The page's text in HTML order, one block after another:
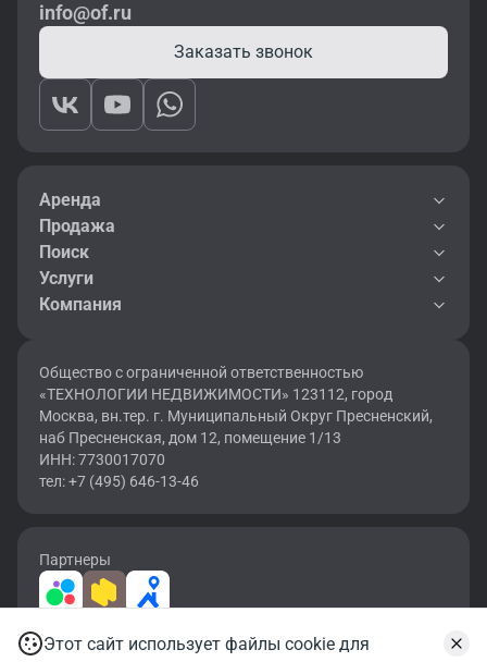
info@of.ru
Заказать звонок
Аренда
Продажа
Поиск
Услуги
Компания
Общество с ограниченной ответственностью
«ТЕХНОЛОГИИ НЕДВИЖИМОСТИ» 123112, город
Москва, вн.тер. г. Муниципальный Округ Пресненский,
наб Пресненская, дом 12, помещение 1/13
ИНН: 7730017070
тел: +7 (495) 646-13-46
Партнеры
2026 © OF.RU | Все права защищены.
Этот сайт использует файлы cookie для